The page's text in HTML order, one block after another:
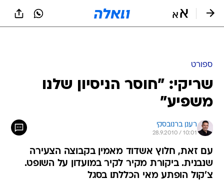
ספורט
שריקי: "חוסר הניסיון שלנו
משפיע"
רענן ברנובסקי
28.9.2010 / 10:01
עם זאת, חלוץ אשדוד מאמין בקבוצה הצעירה
שנבנית. ביקורת מקיר לקיר במועדון על השופט.
צ'קול הופתע מאי הכללתו בסגל